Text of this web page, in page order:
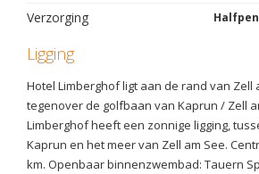
Verzorging
Ligging
Hotel Limberghof ligt aan de rand van Zell
tegenover de golfbaan van Kaprun / Zell
Limberghof heeft een zonnige ligging,
Kaprun en het meer van Zell am See.
km. Openbaar binnenzwembad: Tauern